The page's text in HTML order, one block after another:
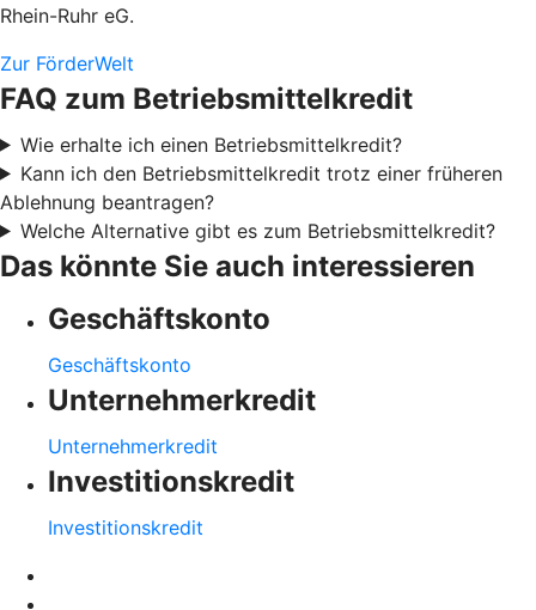
Rhein-Ruhr eG.
Zur FörderWelt
FAQ zum Betriebsmittelkredit
Wie erhalte ich einen Betriebsmittelkredit?
Kann ich den Betriebsmittelkredit trotz einer früheren
Ablehnung beantragen?
Welche Alternative gibt es zum Betriebsmittelkredit?
Das könnte Sie auch interessieren
Geschäftskonto
Geschäftskonto
Unternehmerkredit
Unternehmerkredit
Investitionskredit
Investitionskredit